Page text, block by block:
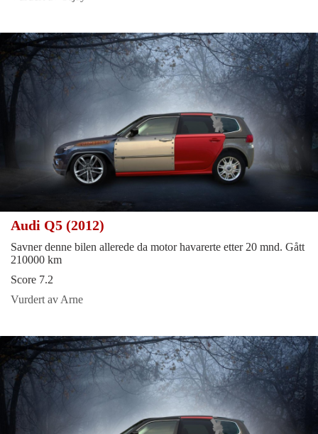
Audi Q5 (2012)
Savner denne bilen allerede da motor havarerte etter 20 mnd. Gått
210000 km
Score 7.2
Vurdert av Arne